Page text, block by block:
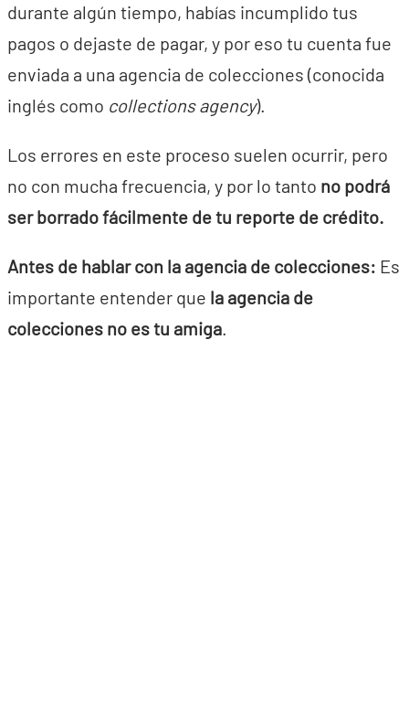
durante algún tiempo, habías incumplido tus
pagos o dejaste de pagar, y por eso tu cuenta fue
enviada a una agencia de colecciones (conocida
inglés como collections agency).
Los errores en este proceso suelen ocurrir, pero
no con mucha frecuencia, y por lo tanto no podrá
ser borrado fácilmente de tu reporte de crédito.
Antes de hablar con la agencia de colecciones: Es
importante entender que la agencia de
colecciones no es tu amiga.